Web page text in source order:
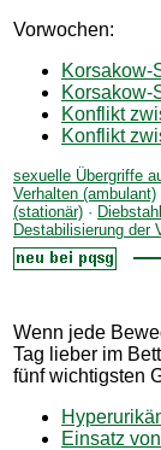
Vorwochen:
Korsakow-
Korsakow-
Konflikt
Konflikt
sexuelle Übergriffe
Verhalten (ambulant)
(stationär) ·
Destabilisierung der
Wenn jede
Tag lieber im
fünf wichtigsten
Einsatz